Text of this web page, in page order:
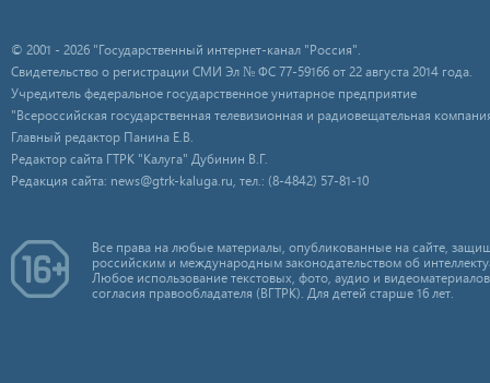
© 2001 - 2026 "Государственный интернет-канал "Россия".
Свидетельство о регистрации СМИ Эл № ФС 77-59166 от 22 августа 2014 года.
Учредитель федеральное государственное унитарное предприятие
"Всероссийская государственная телевизионная и радиовещательная
Главный редактор Панина Е.В.
Редактор сайта ГТРК "Калуга" Дубинин В.Г.
Редакция сайта: news@gtrk-kaluga.ru, тел.: (8-4842) 57-81-10
Все права на любые материалы, опубликованные на сайте,
российским и международным законодательством об
Любое использование текстовых, фото, аудио и
согласия правообладателя (ВГТРК). Для детей старше 16 лет.